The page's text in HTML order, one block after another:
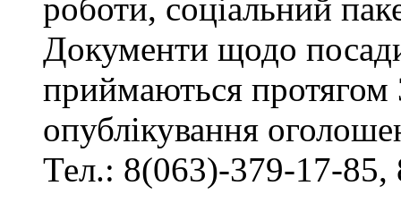
роботи, соціальний
Документи щодо посади
приймаються протягом
опублікування
Тел.: 8(063)-379-17-